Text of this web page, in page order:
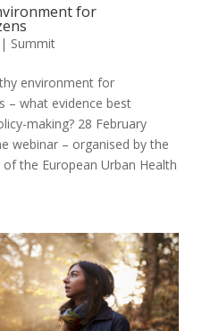
for
| Summit
environment for
– what evidence best
making? 28 February
webinar – organised by the
the European Urban Health